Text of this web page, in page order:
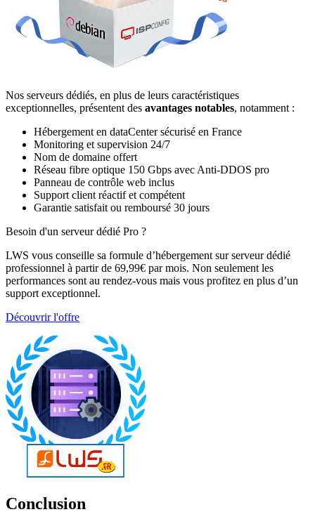
Nos serveurs dédiés, en plus de leurs caractéristiques
exceptionnelles, présentent des avantages notables, notamment :
Hébergement en dataCenter sécurisé en France
Monitoring et supervision 24/7
Nom de domaine offert
Réseau fibre optique 150 Gbps avec Anti-DDOS pro
Panneau de contrôle web inclus
Support client réactif et compétent
Garantie satisfait ou remboursé 30 jours
Besoin d'un serveur dédié Pro ?
LWS vous conseille sa formule d’hébergement sur serveur dédié
professionnel à partir de 69,99€ par mois. Non seulement les
performances sont au rendez-vous mais vous profitez en plus d’un
support exceptionnel.
Découvrir l'offre
Conclusion